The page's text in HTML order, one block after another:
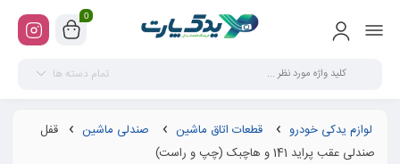
0
تمام دسته ها
لوازم یدکی خودرو قطعات اتاق ماشین صندلی ماشین
قفل
صندلی عقب پراید 141 و هاچبک (چپ و راست)